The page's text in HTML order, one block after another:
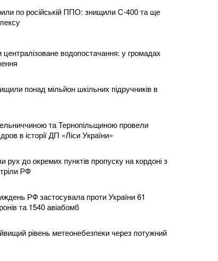
по російській ППО: знищили С-400 та ще
водопостачання: у громадах
понад мільйон шкільних підручників в
та Тернопільщиною провели
в історії ДП «Ліси України»
до окремих пунктів пропуску на кордоні з
РФ
РФ застосувала проти України 61
та 1540 авіабомб
рівень метеонебезпеки через потужний